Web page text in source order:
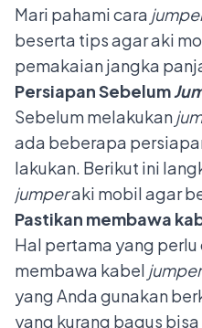
Mari pahamicara
beserta tips agar aki
pemakaian jangka
Persiapan Sebelum
Sebelum melakukan
ada beberapa
lakukan. Berikut ini
jumperaki mobil agar
Pastikan membawa
Hal pertama yang
membawa kabel jumper
yang Anda gunakan
yang kurang bagus